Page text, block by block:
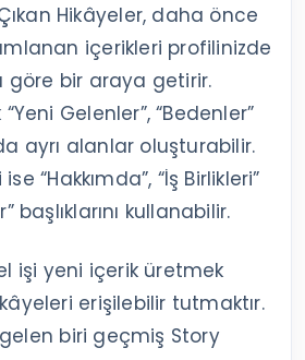
Hikâyeler, daha önce
içerikleri profilinizde
göre bir araya getirir.
Gelenler”, “Bedenler”
ayrı alanlar oluşturabilir.
“Hakkımda”, “İş Birlikleri”
başlıklarını kullanabilir.
işi yeni içerik üretmek
erişilebilir tutmaktır.
biri geçmiş Story